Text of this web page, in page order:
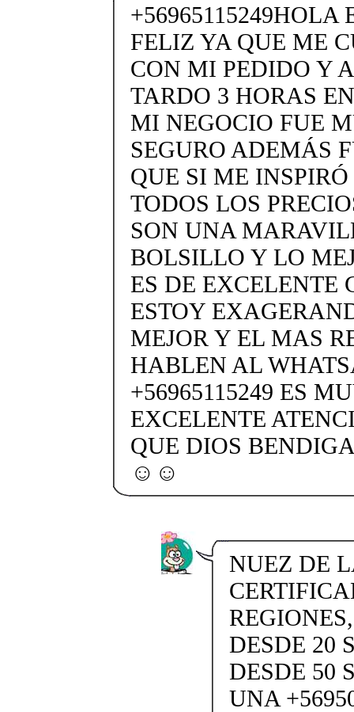
+56965115249HOLA
FELIZ YA QUE ME
CON MI PEDIDO Y
TARDO 3 HORAS
MI NEGOCIO FUE
SEGURO ADEMÁS
QUE SI ME
TODOS LOS
SON UNA
BOLSILLO Y LO
ES DE EXCELENTE
ESTOY
MEJOR Y EL MAS
HABLEN AL
+56965115249 ES
EXCELENTE
QUE DIOS
☺️☺️
NUEZ DE
DESDE 20
DESDE 50
UNA